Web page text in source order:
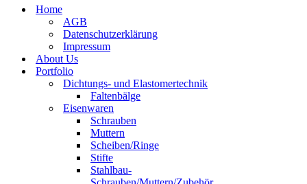
Home
AGB
Datenschutzerklärung
Impressum
About Us
Portfolio
Dichtungs- und Elastomertechnik
Faltenbälge
Eisenwaren
Schrauben
Muttern
Scheiben/Ringe
Stifte
Stahlbau-